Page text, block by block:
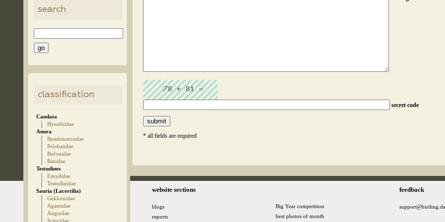
search
classification
Caudata
Hynobiidae
Anura
Bombinatoridae
Pelobatidae
Bufonidae
Ranidae
Testudines
Emydidae
Testudinidae
Sauria (Lacertilia)
Gekkonidae
Agamidae
Anguidae
Scincidae
secret code
* all fields are required
© 2005-2026 kz.birding.day website sections
blogs
reports
Big Year competition
best photos of month
feedback